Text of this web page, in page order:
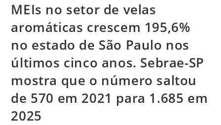
MEIs no setor de velas
aromáticas crescem 195,6%
no estado de São Paulo nos
últimos cinco anos. Sebrae-SP
mostra que o número saltou
de 570 em 2021 para 1.685 em
2025